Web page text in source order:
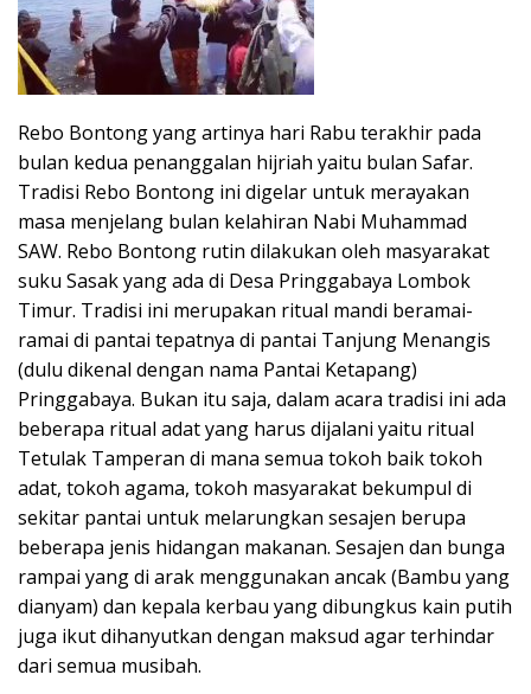
Rebo Bontong yang artinya hari Rabu terakhir pada
bulan kedua penanggalan hijriah yaitu bulan Safar.
Tradisi Rebo Bontong ini digelar untuk merayakan
masa menjelang bulan kelahiran Nabi Muhammad
SAW. Rebo Bontong rutin dilakukan oleh masyarakat
suku Sasak yang ada di Desa Pringgabaya Lombok
Timur. Tradisi ini merupakan ritual mandi beramai-
ramai di pantai tepatnya di pantai Tanjung Menangis
(dulu dikenal dengan nama Pantai Ketapang)
Pringgabaya. Bukan itu saja, dalam acara tradisi ini ada
beberapa ritual adat yang harus dijalani yaitu ritual
Tetulak Tamperan di mana semua tokoh baik tokoh
adat, tokoh agama, tokoh masyarakat bekumpul di
sekitar pantai untuk melarungkan sesajen berupa
beberapa jenis hidangan makanan. Sesajen dan bunga
rampai yang di arak menggunakan ancak (Bambu yang
dianyam) dan kepala kerbau yang dibungkus kain putih
juga ikut dihanyutkan dengan maksud agar terhindar
dari semua musibah.